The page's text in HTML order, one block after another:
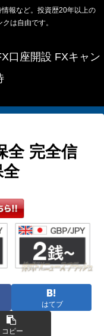
報など。投資歴20年以上の
は自由です。
口座開設 FXキャン
全 完全信
全
はてブ
コピー